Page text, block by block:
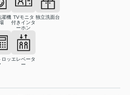
濯機 TVモニタ
付きインタ
ーホン
独立洗面台
ロッエレベータ
ー